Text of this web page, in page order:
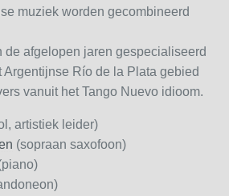
muziek worden gecombineerd
de afgelopen jaren gespecialiseerd
Argentijnse Río de la Plata gebied
vanuit het Tango Nuevo idioom.
artistiek leider)
(sopraan saxofoon)